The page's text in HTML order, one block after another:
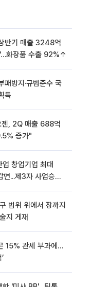
반기 매출 3248억
화장품 수출 92%↑
패방지·규범준수 국
득
, 2Q 매출 688억
증가"
업 창업기업 최대
...제3자 사업승계
범위 위에서 장까지
지 게재
15% 관세 부과에…